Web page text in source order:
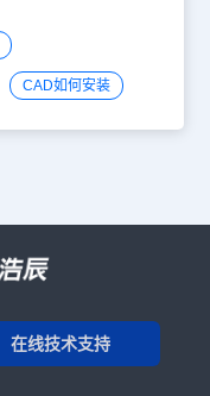
CAD如何安装
在线技术支持